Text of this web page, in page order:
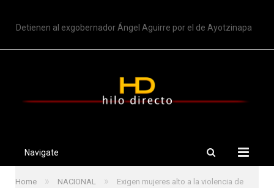
Detienen al exgobernador Ángel Aguirre por el de Ayotzinapa
Navigate
Home » NACIONAL »
Exigen mujeres alto a la violencia de